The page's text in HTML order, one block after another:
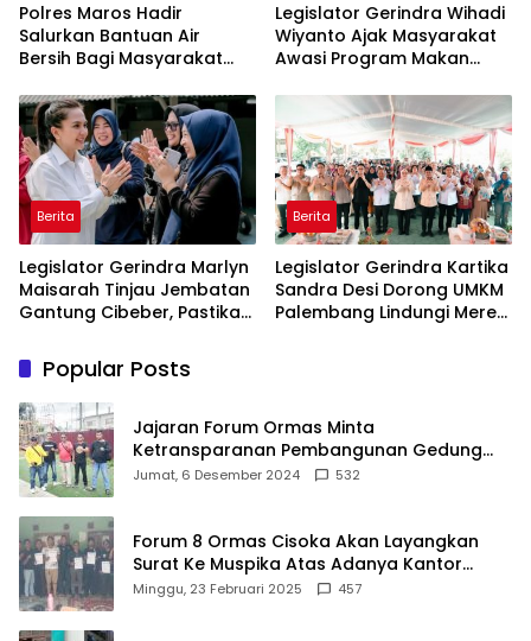
Polres Maros Hadir
Salurkan Bantuan Air
Bersih Bagi Masyarakat
Di Maros
Legislator Gerindra Wihadi
Wiyanto Ajak Masyarakat
Awasi Program Makan
Sasaran
Berita
Legislator Gerindra Marlyn
Maisarah Tinjau Jembatan
Gantung Cibeber, Pastikan
Berita
Legislator Gerindra Kartika
Sandra Desi Dorong UMKM
Palembang Lindungi Merek
Popular Posts
Jajaran Forum Ormas Minta
Ketransparanan Pembangunan Gedung
Damkar Di Kecamatan Cisoka
Jumat, 6 Desember 2024 532
Forum 8 Ormas Cisoka Akan Layangkan
Surat Ke Muspika Atas Adanya Kantor
Matel di Cisoka
Minggu, 23 Februari 2025 457